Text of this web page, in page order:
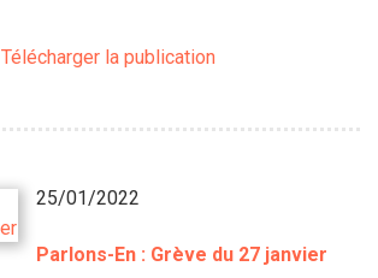
Télécharger la publication
25/01/2022
Parlons-En : Grève du 27 janvier